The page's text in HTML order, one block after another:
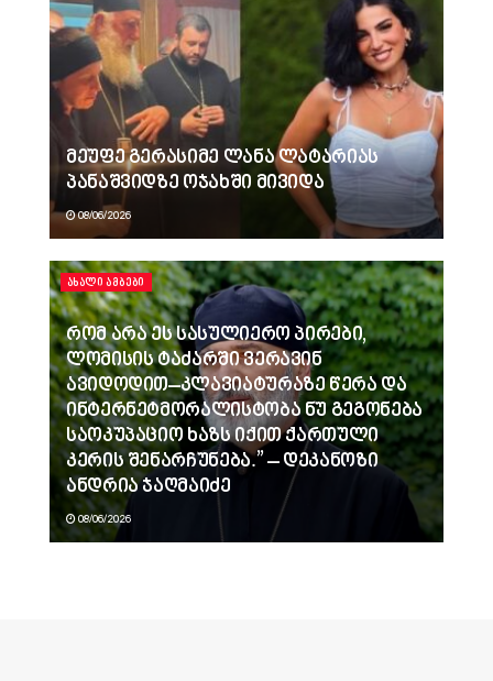
მეუფე გერასიმე ლანა ლატარიას
პანაშვიდზე ოჯახში მივიდა
08/06/2026
ᲐᲮᲐᲚᲘ ᲐᲛᲑᲔᲑᲘ
რომ არა ეს სასულიერო პირები,
ლომისის ტაძარში ვერავინ
ავიდოდით–კლავიატურაზე წერა და
ინტერნეტმორალისტობა ნუ გეგონება
საოკუპაციო ხაზს იქით ქართული
კერის შენარჩუნება.” – დეკანოზი
ანდრია ჯაღმაიძე
08/06/2026